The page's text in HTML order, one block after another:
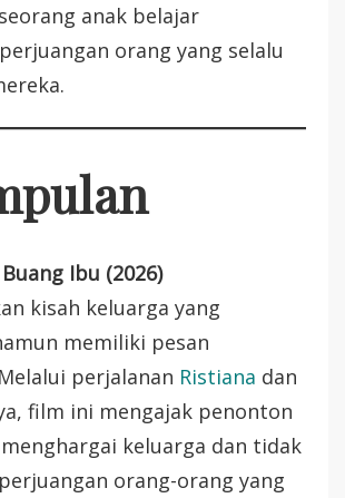
anak belajar
orang yang selalu
Buang Ibu (2026)
kisah keluarga yang
memiliki pesan
perjalanan Ristiana dan
film ini mengajak penonton
keluarga dan tidak
orang-orang yang